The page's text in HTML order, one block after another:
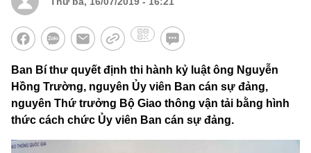
Ban Bí thư quyết định thi hành kỷ luật ông Nguyễn
Hồng Trường, nguyên Ủy viên Ban cán sự đảng,
nguyên Thứ trưởng Bộ Giao thông vận tải bằng hình
thức cách chức Ủy viên Ban cán sự đảng.